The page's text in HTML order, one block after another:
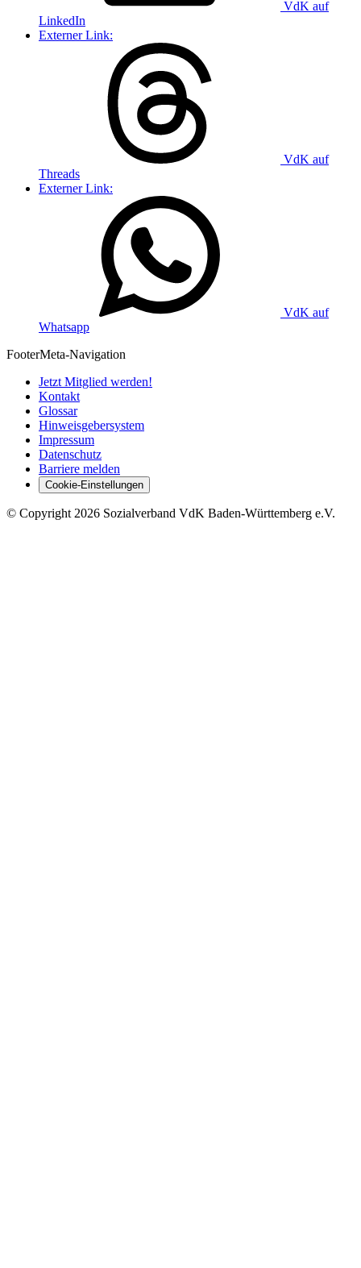
VdK auf
LinkedIn
Externer Link:
VdK auf
Threads
Externer Link:
VdK auf
Whatsapp
FooterMeta-Navigation
Jetzt Mitglied werden!
Kontakt
Glossar
Hinweisgebersystem
Impressum
Datenschutz
Barriere melden
Cookie-Einstellungen
© Copyright 2026 Sozialverband VdK Baden-Württemberg e.V.